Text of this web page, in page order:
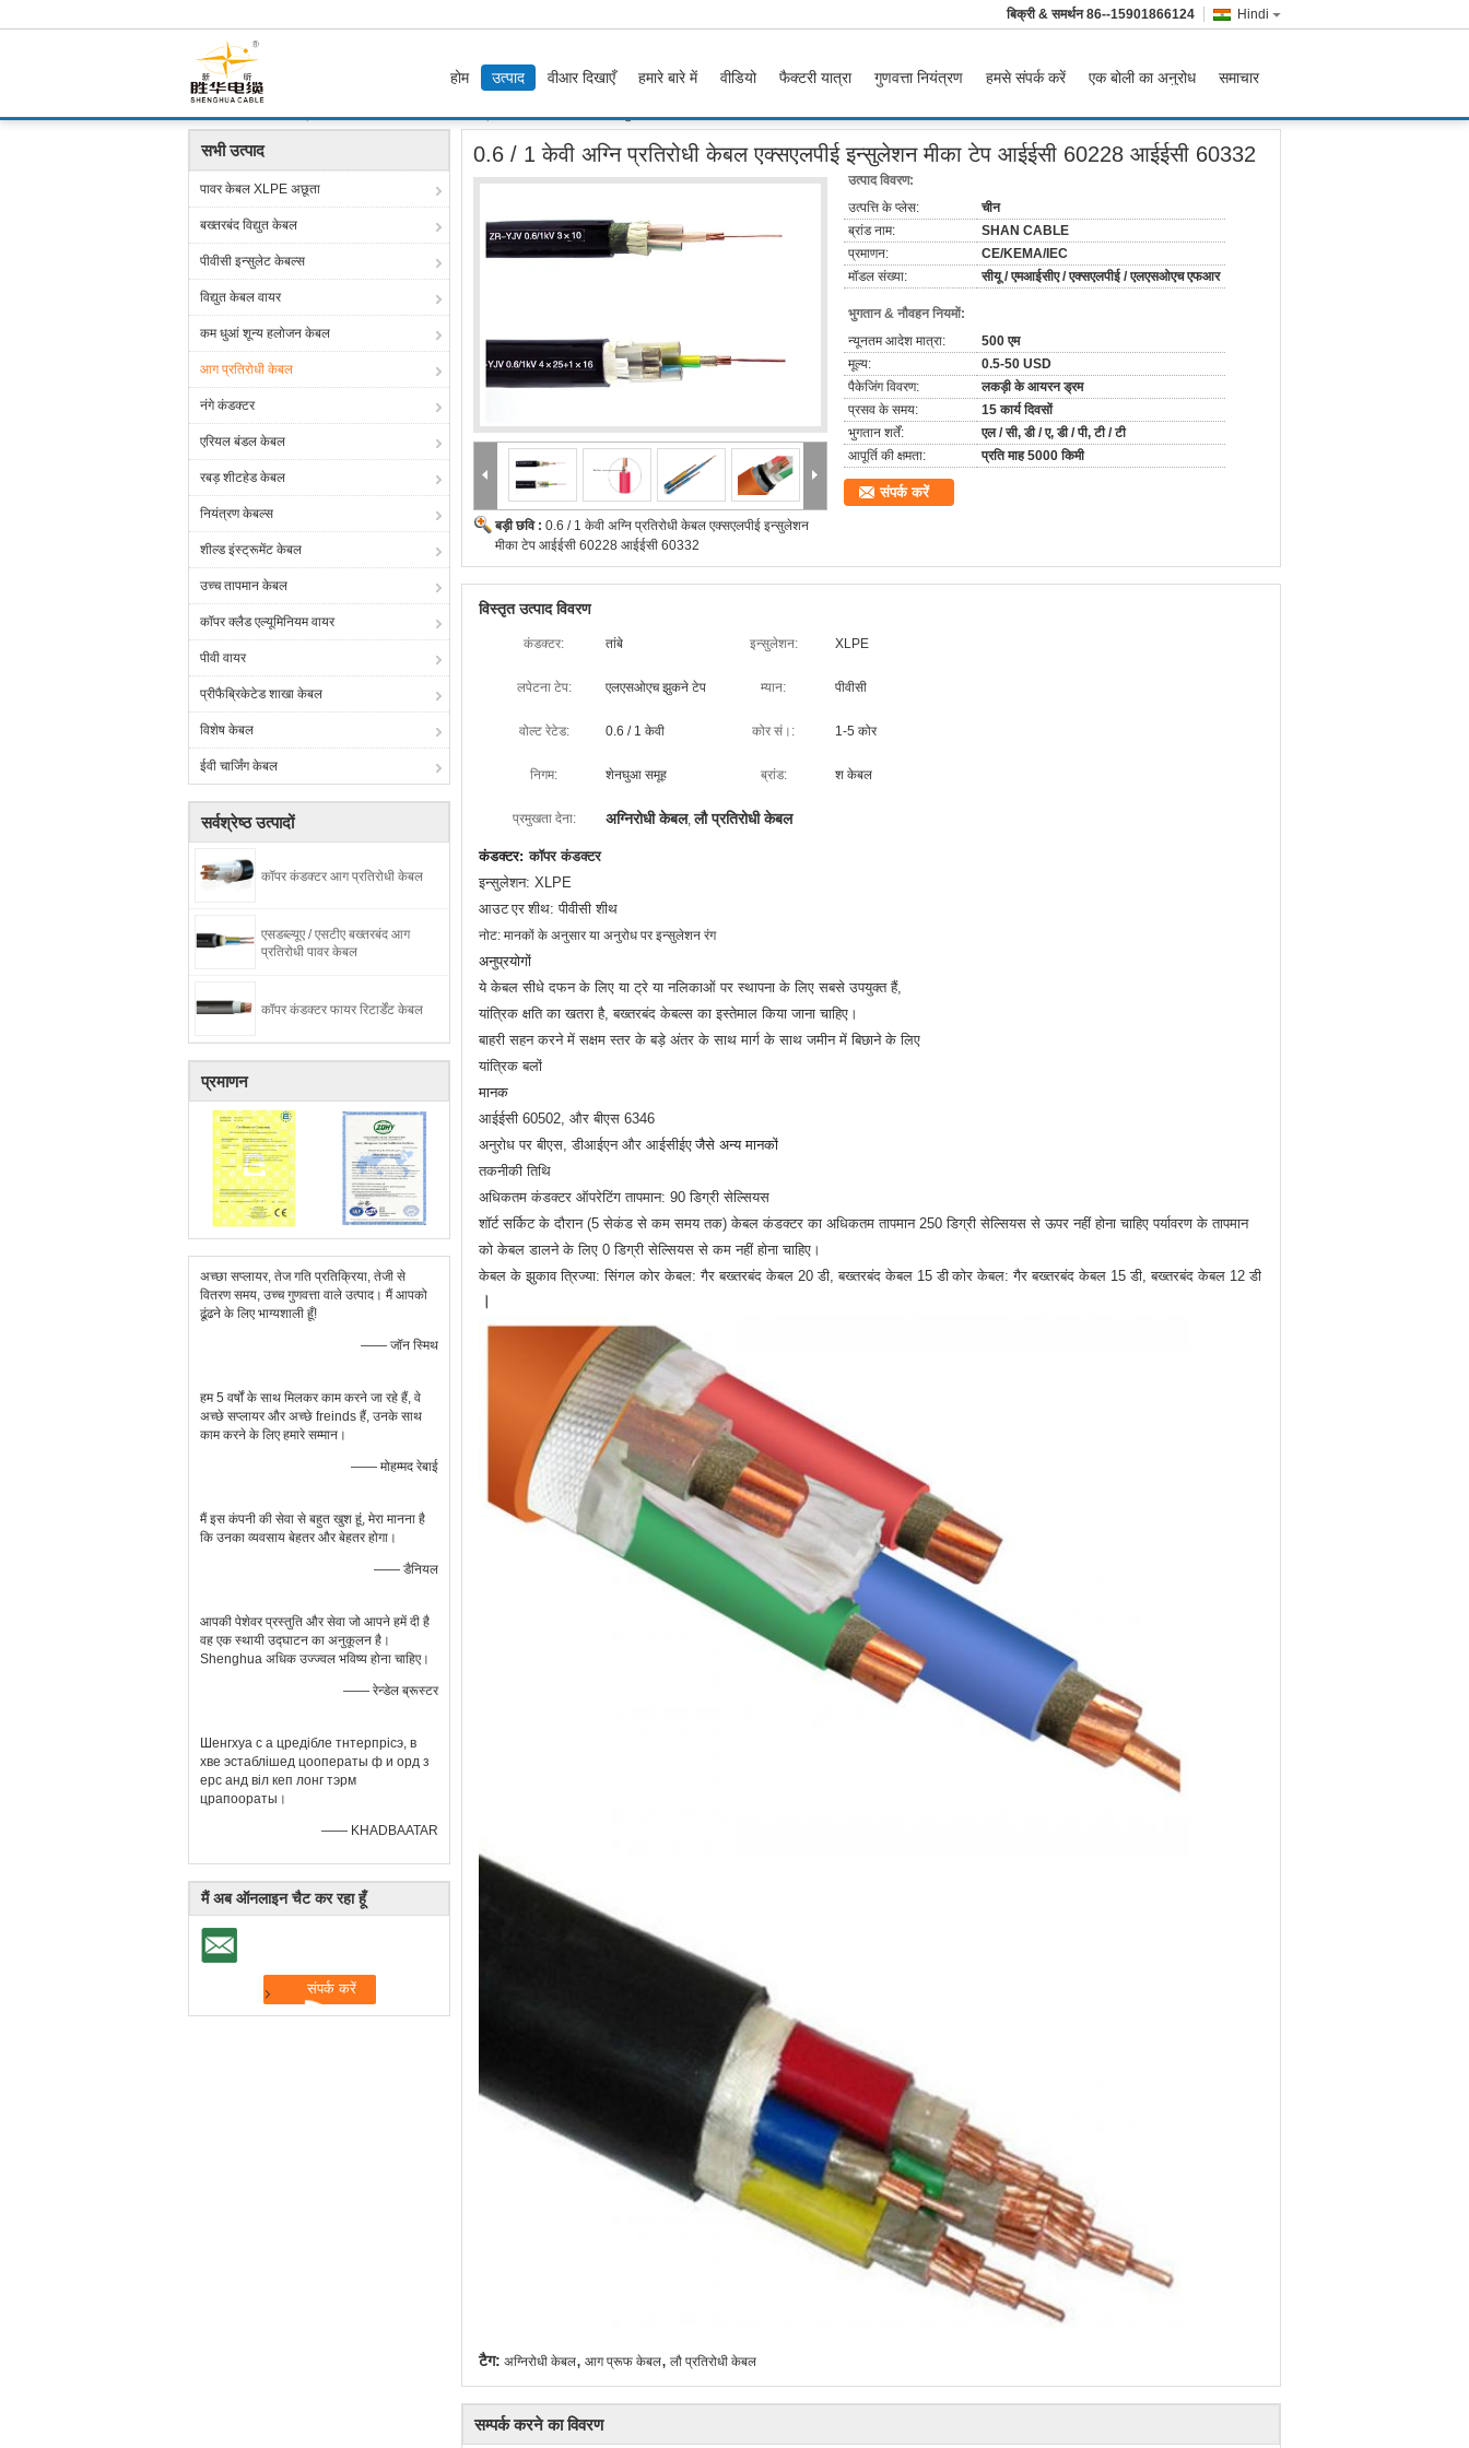
Hindi
बिक्री & समर्थन86--15901866124
होम उत्पाद वीआर दिखाएँ हमारे बारे में वीडियो फैक्टरी यात्रा गुणवत्ता नियंत्रण हमसे संपर्क करें एक बोली का अनुरोध समाचार
होम उत्पाद आग प्रतिरोधी केबल 0.6 / 1 केवी अग्नि प्रतिरोधी केबल एक्सएलपीई इन्सुलेशन मीका टेप आईईसी 60228 आईईसी 60332
सभी उत्पाद
पावर केबल XLPE अछूता
बख्तरबंद विद्युत केबल
पीवीसी इन्सुलेट केबल्स
विद्युत केबल वायर
कम धुआं शून्य हलोजन केबल
आग प्रतिरोधी केबल
नंगे कंडक्टर
एरियल बंडल केबल
रबड़ शीटहेड केबल
नियंत्रण केबल्स
शील्ड इंस्ट्रूमेंट केबल
उच्च तापमान केबल
कॉपर क्लैड एल्यूमिनियम वायर
पीवी वायर
प्रीफैब्रिकेटेड शाखा केबल
विशेष केबल
ईवी चार्जिंग केबल
सर्वश्रेष्ठ उत्पादों
कॉपर कंडक्टर आग प्रतिरोधी केबल
एसडब्ल्यूए / एसटीए बख्तरबंद आग
प्रतिरोधी पावर केबल
कॉपर कंडक्टर फायर रिटार्डेंट केबल
प्रमाणन
अच्छा सप्लायर, तेज गति प्रतिक्रिया, तेजी से
वितरण समय, उच्च गुणवत्ता वाले उत्पाद। मैं आपको
ढूंढने के लिए भाग्यशाली हूँ!
—— जॉन स्मिथ
हम 5 वर्षों के साथ मिलकर काम करने जा रहे हैं, वे
अच्छे सप्लायर और अच्छे freinds हैं, उनके साथ
काम करने के लिए हमारे सम्मान।
—— मोहम्मद रेबाई
मैं इस कंपनी की सेवा से बहुत खुश हूं, मेरा मानना ​​है
कि उनका व्यवसाय बेहतर और बेहतर होगा।
—— डैनियल
आपकी पेशेवर प्रस्तुति और सेवा जो आपने हमें दी है
वह एक स्थायी उद्घाटन का अनुकूलन है।
Shenghua अधिक उज्ज्वल भविष्य होना चाहिए।
—— रेन्डेल ब्रूस्टर
Шенгхуа с а цредібле тнтерпрісэ, в
хве эстаблішед цооператы ф и орд з
ерс анд віл кеп лонг тэрм
црапоораты।
—— KHADBAATAR
मैं अब ऑनलाइन चैट कर रहा हूँ
0.6 / 1 केवी अग्नि प्रतिरोधी केबल एक्सएलपीई इन्सुलेशन मीका टेप आईईसी 60228 आईईसी 60332
बड़ी छवि : 0.6 / 1 केवी अग्नि प्रतिरोधी केबल एक्सएलपीई इन्सुलेशन
मीका टेप आईईसी 60228 आईईसी 60332
उत्पाद विवरण:
उत्पत्ति के प्लेस:
चीन
ब्रांड नाम:
SHAN CABLE
प्रमाणन:
CE/KEMA/IEC
मॉडल संख्या:
सीयू / एमआईसीए / एक्सएलपीई / एलएसओएच एफआर
भुगतान & नौवहन नियमों:
न्यूनतम आदेश मात्रा:
500 एम
मूल्य:
0.5-50 USD
पैकेजिंग विवरण:
लकड़ी के आयरन ड्रम
प्रसव के समय:
15 कार्य दिवसों
भुगतान शर्तें:
एल / सी, डी / ए, डी / पी, टी / टी
आपूर्ति की क्षमता:
प्रति माह 5000 किमी
संपर्क करें
विस्तृत उत्पाद विवरण
कंडक्टर: तांबे इन्सुलेशन: XLPE
लपेटना टेप: एलएसओएच झुकने टेप म्यान: पीवीसी
वोल्ट रेटेड: 0.6 / 1 केवी कोर सं।: 1-5 कोर
निगम: शेनघुआ समूह ब्रांड: श केबल
प्रमुखता देना: अग्निरोधी केबल,लौ प्रतिरोधी केबल
कंडक्टर: कॉपर कंडक्टर
इन्सुलेशन: XLPE
आउट एर शीथ: पीवीसी शीथ
नोट: मानकों के अनुसार या अनुरोध पर इन्सुलेशन रंग
अनुप्रयोगों
ये केबल सीधे दफन के लिए या ट्रे या नलिकाओं पर स्थापना के लिए सबसे उपयुक्त हैं,
यांत्रिक क्षति का खतरा है, बख्तरबंद केबल्स का इस्तेमाल किया जाना चाहिए।
बाहरी सहन करने में सक्षम स्तर के बड़े अंतर के साथ मार्ग के साथ जमीन में बिछाने के लिए
यांत्रिक बलों
मानक
आईईसी 60502, और बीएस 6346
अनुरोध पर बीएस, डीआईएन और आईसीईए जैसे अन्य मानकों
तकनीकी तिथि
अधिकतम कंडक्टर ऑपरेटिंग तापमान: 90 डिग्री सेल्सियस
शॉर्ट सर्किट के दौरान (5 सेकंड से कम समय तक) केबल कंडक्टर का अधिकतम तापमान 250 डिग्री सेल्सियस से ऊपर नहीं होना चाहिए पर्यावरण के तापमान
को केबल डालने के लिए 0 डिग्री सेल्सियस से कम नहीं होना चाहिए।
केबल के झुकाव त्रिज्या: सिंगल कोर केबल: गैर बख्तरबंद केबल 20 डी, बख्तरबंद केबल 15 डी कोर केबल: गैर बख्तरबंद केबल 15 डी, बख्तरबंद केबल 12 डी
।
टैग: अग्निरोधी केबल, आग प्रूफ केबल, लौ प्रतिरोधी केबल
सम्पर्क करने का विवरण